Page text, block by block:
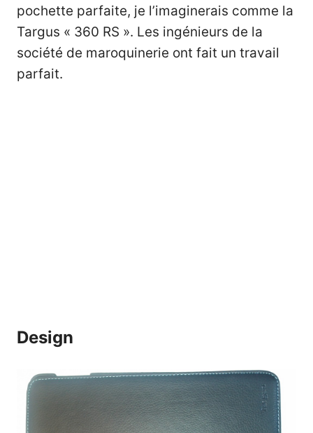
pochette parfaite, je l’imaginerais comme la
Targus « 360 RS ». Les ingénieurs de la
société de maroquinerie ont fait un travail
parfait.
Design